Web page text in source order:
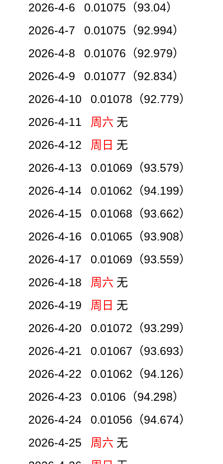
2026-4-6 0.01075（93.04）
2026-4-7 0.01075（92.994）
2026-4-8 0.01076（92.979）
2026-4-9 0.01077（92.834）
2026-4-10 0.01078（92.779）
2026-4-11 周六 无
2026-4-12 周日 无
2026-4-13 0.01069（93.579）
2026-4-14 0.01062（94.199）
2026-4-15 0.01068（93.662）
2026-4-16 0.01065（93.908）
2026-4-17 0.01069（93.559）
2026-4-18 周六 无
2026-4-19 周日 无
2026-4-20 0.01072（93.299）
2026-4-21 0.01067（93.693）
2026-4-22 0.01062（94.126）
2026-4-23 0.0106（94.298）
2026-4-24 0.01056（94.674）
2026-4-25 周六 无